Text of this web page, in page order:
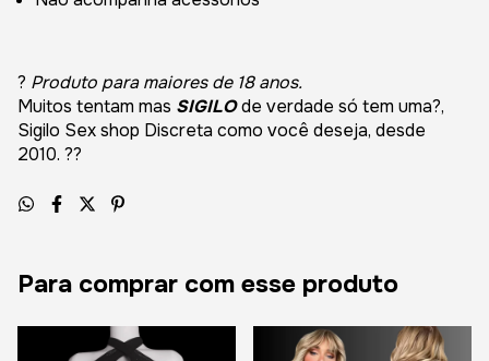
? Produto para maiores de 18 anos.
Muitos tentam mas SIGILO de verdade só tem uma?,
Sigilo Sex shop Discreta como você deseja, desde
2010. ??
Para comprar com esse produto